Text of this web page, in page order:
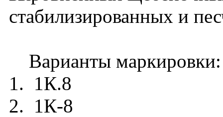
стабилизированных и
Варианты маркировки:
1. 1К.8
2. 1К-8